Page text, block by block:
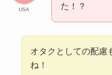
USA
た！？
オタクとしての配慮
ね！